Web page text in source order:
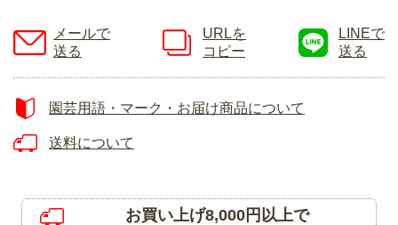
メールで
送る
URLを
コピー
LINEで
送る
園芸用語・マーク・お届け商品について
送料について
お買い上げ8,000円以上で